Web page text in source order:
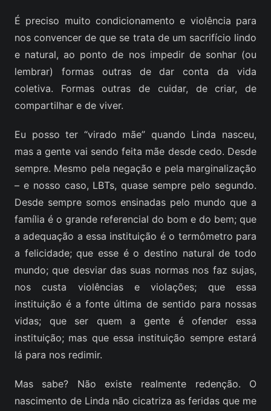
É preciso muito condicionamento e violência para
nos convencer de que se trata de um sacrifício lindo
e natural, ao ponto de nos impedir de sonhar (ou
lembrar) formas outras de dar conta da vida
coletiva. Formas outras de cuidar, de criar, de
compartilhar e de viver.
Eu posso ter “virado mãe” quando Linda nasceu,
mas a gente vai sendo feita mãe desde cedo. Desde
sempre. Mesmo pela negação e pela marginalização
– e nosso caso, LBTs, quase sempre pelo segundo.
Desde sempre somos ensinadas pelo mundo que a
família é o grande referencial do bom e do bem; que
a adequação a essa instituição é o termômetro para
a felicidade; que esse é o destino natural de todo
mundo; que desviar das suas normas nos faz sujas,
nos custa violências e violações; que essa
instituição é a fonte última de sentido para nossas
vidas; que ser quem a gente é ofender essa
instituição; mas que essa instituição sempre estará
lá para nos redimir.
Mas sabe? Não existe realmente redenção. O
nascimento de Linda não cicatriza as feridas que me